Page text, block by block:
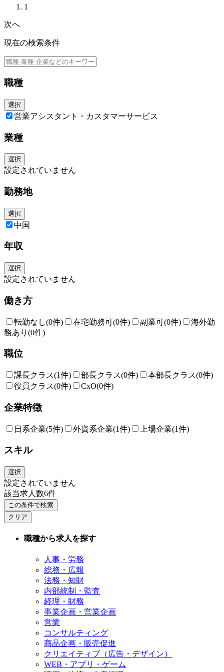
者の自宅に商品を届けるまでのプロセスにおいて、既存の物流企業にそこ
り組みを行っております。
ストマイルを行うというのは、日本ではAmazonが初めての取り組みとな
っています。コロナ禍も伴う昨今のEC流通量の急激な増加やドライバー不
足の問題などもあって、既存の大手キャリア(輸送会社)に頼らない配送モ
デルの構築は社会の課題解決という観点でも非常に有用なものとなってお
り、北米からスタートして世界各地域で急成長しているビジネスであるた
め、各方面から大いに注目されています。
て、Amazonを利用するユーザーに対して、更なる高品質なCustomer
Experience（顧客体験）を提供し、ひいてはAmazon全体のサービスバリ
ューを引き上げていくことを最終的なミッションとしています。
現在このAMZLにて、『Delivery Station(DS)』というFCからユーザーの自
宅に昇進を届けるまでの中継役を担う拠点で、各種のオペレーション業
勤務地は日本全国にあるので、ご自身の希望する勤務地を選択いただくこ
とが可能です（詳しくは勤務地情報をご確認ください）。
また、4勤3休の勤務形態となっており、年間休日169日というワークライ
フバランスに優れた働き方が出来る点も魅力となっております。
詳細は下記をご確認ください。
【ポジション詳細】
Amazonでは数億という膨大な商品を取り扱っており、多くのサプライヤ
ーから入荷したアイテムはフルフィルメントセンターという物流拠点に集
約され、各地のデリバリーステーション（配送拠点）を経てお客様先に届
けられます。
開に注力中です。
様々な業界出身（小売・飲食、営業、製造業など）のメンバーが多く活躍
しており、メンバー一丸となってミッション達成の為取り組んでいます。
挑みがいのあるミッションに、あなたの経験を活かしてみませんか。
【業務内容】
作成された日々の計画に沿って、作業工程が計画通りに円滑に進むようサ
ポートを行います。
･社内ツールを使った生産管理業務
･チームメンバーと一緒に現場の課題に対し改善プランの策定、実行
･安全・品質・作業効率の向上に向けたプロジェクトの立案および推進
･標準作業手順書（SOP）の作成や業務標準化の推進
*マネージャーやチームのサポートのもと上記業務を行っていただきま
す。
*デリバリーステーション内での配送を通して、物流の仕組みやマネージ
*マネージャーへのキャリアアップや社内公募による他部署への異動のチ
*勤務はシフト制となります。（夜勤有）
本ポジションの所属部門等に関する詳細は、下記リンク先をご参照くださ
・AMZL部門の紹介：https://www.amazon.co.jp/b?node=5637343051
・関東エリアの勤務地紹介：https://www.amazon.co.jp/b?node=85210
82051
・シフトアシスタント職について：https://www.amazon.co.jp/career/p
asa
仕事内容
アプリケーションフォームへのご入力のお願いの旨が届きます。そちらに
ご入力いただくようお願い致します。
1
次へ
現在の検索条件
職種
選択
営業アシスタント・カスタマーサービス
業種
選択
設定されていません
勤務地
選択
中国
年収
選択
設定されていません
働き方
転勤なし(0件) 在宅勤務可(0件) 副業可(0件)
海外勤
務あり (0件)
職位
課長クラス(1件) 部長クラス(0件) 本部長クラス(0件)
役員クラス(0件) CxO(0件)
企業特徴
日系企業(5件) 外資系企業(1件) 上場企業(1件)
スキル
選択
設定されていません
該当求人数6件
この条件で検索
クリア
職種から求人を探す
人事・労務
総務・広報
法務・知財
内部統制・監査
経理・財務
事業企画・営業企画
営業
コンサルティング
商品企画・販売促進
クリエイティブ（広告・デザイン）
WEB・アプリ・ゲーム